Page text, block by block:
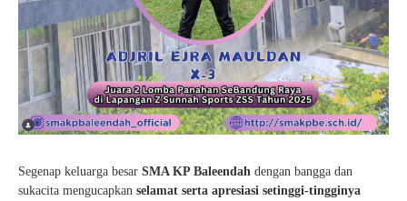
Segenap keluarga besar SMA KP Baleendah dengan bangga dan
sukacita mengucapkan selamat serta apresiasi setinggi-tingginya